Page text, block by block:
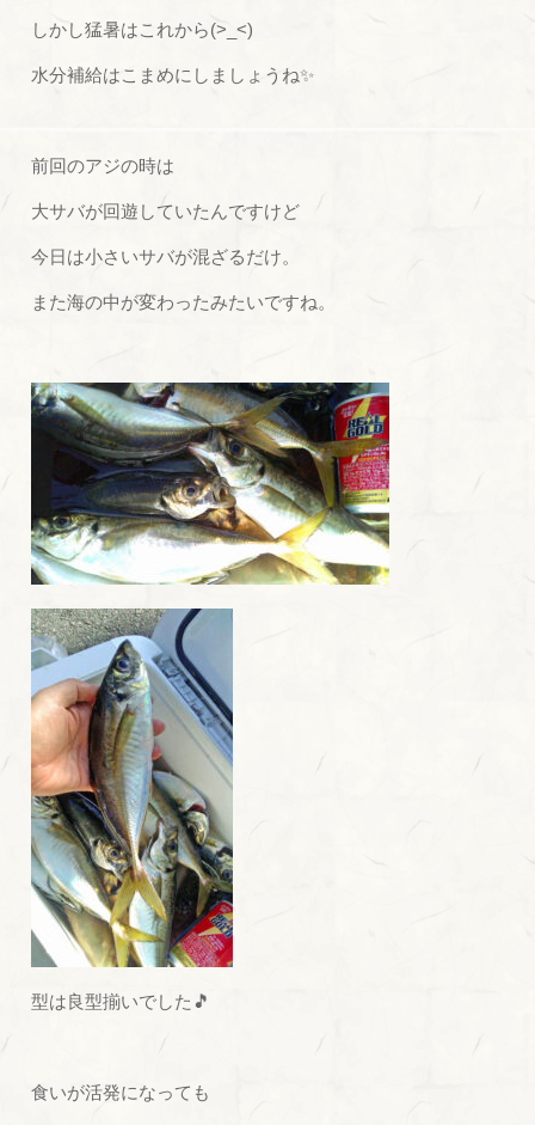
しかし猛暑はこれから(>_<)
水分補給はこまめにしましょうね✨
前回のアジの時は
大サバが回遊していたんですけど
今日は小さいサバが混ざるだけ。
また海の中が変わったみたいですね。
型は良型揃いでした🎵
食いが活発になっても